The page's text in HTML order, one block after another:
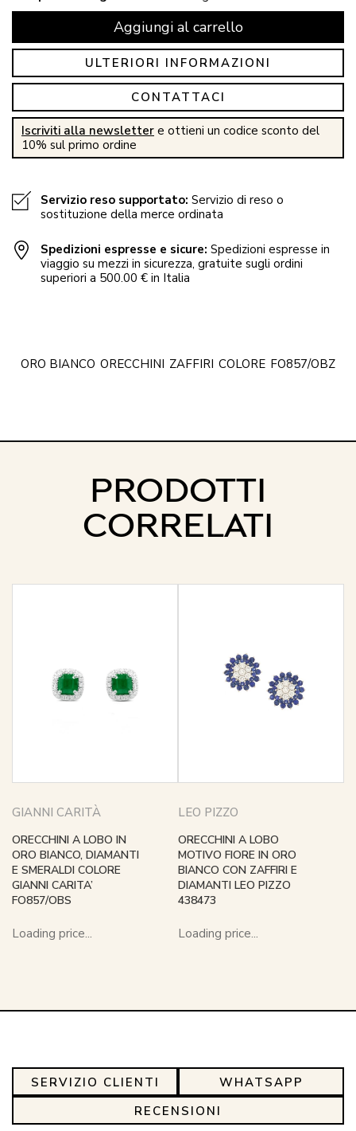
Aggiungi al carrello
ULTERIORI INFORMAZIONI
CONTATTACI
Iscriviti alla newsletter e ottieni un codice sconto del
10% sul primo ordine
Servizio reso supportato: Servizio di reso o
sostituzione della merce ordinata
Spedizioni espresse e sicure: Spedizioni espresse in
viaggio su mezzi in sicurezza, gratuite sugli ordini
superiori a 500.00 € in Italia
ORO BIANCO ORECCHINI ZAFFIRI COLORE FO857/OBZ
PRODOTTI
CORRELATI
GIANNI CARITÀ
ORECCHINI A LOBO IN
ORO BIANCO, DIAMANTI
E SMERALDI COLORE
GIANNI CARITA’
FO857/OBS
Loading price...
LEO PIZZO
ORECCHINI A LOBO
MOTIVO FIORE IN ORO
BIANCO CON ZAFFIRI E
DIAMANTI LEO PIZZO
438473
Loading price...
SERVIZIO CLIENTI
WHATSAPP
RECENSIONI